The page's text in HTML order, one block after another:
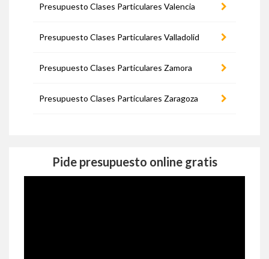
Presupuesto Clases Particulares Valencia
Presupuesto Clases Particulares Valladolid
Presupuesto Clases Particulares Zamora
Presupuesto Clases Particulares Zaragoza
Pide presupuesto online gratis